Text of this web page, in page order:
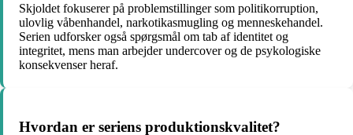
Skjoldet fokuserer på problemstillinger som politikorruption,
ulovlig våbenhandel, narkotikasmugling og menneskehandel.
Serien udforsker også spørgsmål om tab af identitet og
integritet, mens man arbejder undercover og de psykologiske
konsekvenser heraf.
Hvordan er seriens produktionskvalitet?